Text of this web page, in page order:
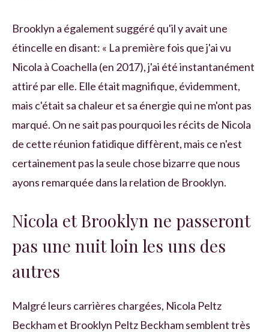
Brooklyn a également suggéré qu'il y avait une
étincelle en disant: « La première fois que j'ai vu
Nicola à Coachella (en 2017), j'ai été instantanément
attiré par elle. Elle était magnifique, évidemment,
mais c'était sa chaleur et sa énergie qui ne m'ont pas
marqué. On ne sait pas pourquoi les récits de Nicola
de cette réunion fatidique diffèrent, mais ce n'est
certainement pas la seule chose bizarre que nous
ayons remarquée dans la relation de Brooklyn.
Nicola et Brooklyn ne passeront
pas une nuit loin les uns des
autres
Malgré leurs carrières chargées, Nicola Peltz
Beckham et Brooklyn Peltz Beckham semblent très